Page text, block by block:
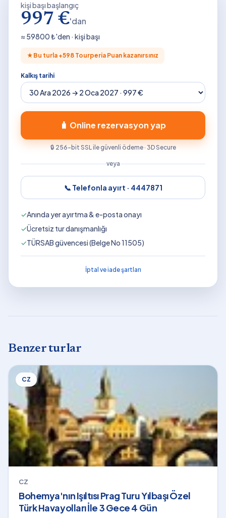
kişi başı başlangıç
997 €'dan
≈ 59800₺'den · kişi başı
★ Bu turla +598 Tourperia Puan kazanırsınız
Kalkış tarihi
🧳 Online rezervasyon yap
🔒 256-bit SSL ile güvenli ödeme · 3D Secure
veya
📞 Telefonla ayırt · 4447871
✓Anında yer ayırtma & e-posta onayı
✓Ücretsiz tur danışmanlığı
✓TÜRSAB güvencesi (Belge No 11505)
İptal ve iade şartları
Benzer turlar
CZ
CZ
Bohemya'nın Işıltısı Prag Turu Yılbaşı Özel
Türk Havayolları İle 3 Gece 4 Gün